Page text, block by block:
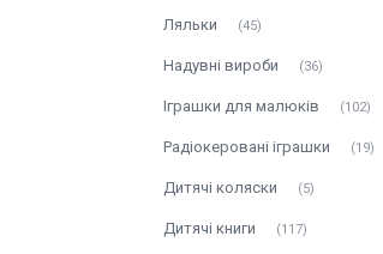
Ляльки 45
Надувні вироби 36
Іграшки для малюків 102
Радіокеровані іграшки 19
Дитячі коляски 5
Дитячі книги 117